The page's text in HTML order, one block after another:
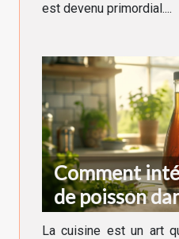
est devenu primordial....
Comment
de poisson
quotidienne
La cuisine est un art